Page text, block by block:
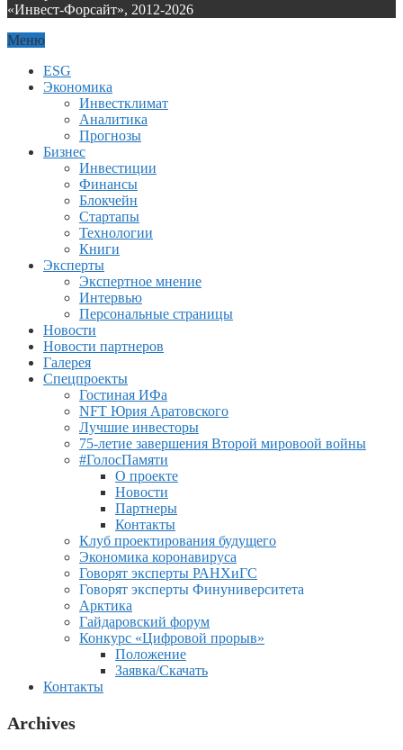
«Инвест-Форсайт», 2012-2026
Меню
ESG
Экономика
Инвестклимат
Аналитика
Прогнозы
Бизнес
Инвестиции
Финансы
Блокчейн
Стартапы
Технологии
Книги
Эксперты
Экспертное мнение
Интервью
Персональные страницы
Новости
Новости партнеров
Галерея
Спецпроекты
Гостиная ИФа
NFT Юрия Аратовского
Лучшие инвесторы
75-летие завершения Второй мировоой войны
#ГолосПамяти
О проекте
Новости
Партнеры
Контакты
Клуб проектирования будущего
Экономика коронавируса
Говорят эксперты РАНХиГС
Говорят эксперты Финуниверситета
Арктика
Гайдаровский форум
Конкурс «Цифровой прорыв»
Положение
Заявка/Скачать
Контакты
Archives